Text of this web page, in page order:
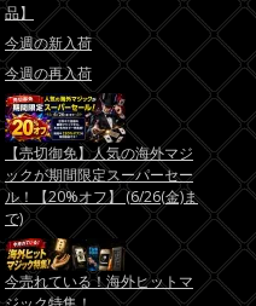
品】
今週の新入荷
今週の再入荷
【売切御免】人気の海外マジ
ックが期間限定スーパーセー
ル！【20%オフ】 (6/26(金)ま
で)
今売れている！海外ヒットマ